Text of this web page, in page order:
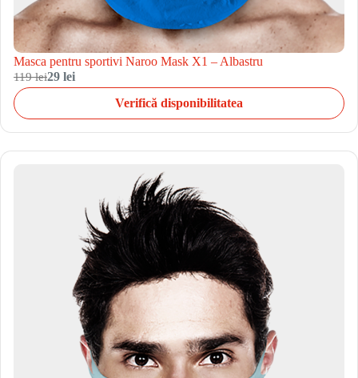
Masca pentru sportivi Naroo Mask X1 – Albastru
119 lei29 lei
Verifică disponibilitatea